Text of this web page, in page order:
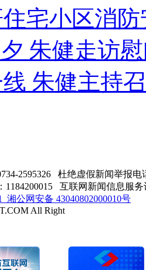
宅小区消
朱健走访
朱健主持
2595326
杜绝虚假新闻举报电
1184200015 互联网新闻信息服务
湘公网安备 43040802000010号
All Right